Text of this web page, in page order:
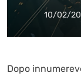
10/02/
Dopo